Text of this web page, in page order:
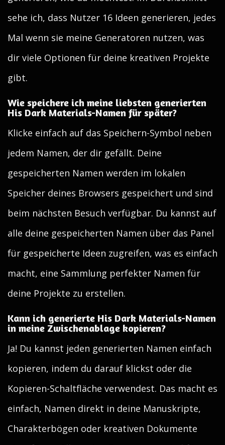
sehe ich, dass Nutzer 16 Ideen generieren, jedes
Mal wenn sie meine Generatoren nutzen, was
dir viele Optionen für deine kreativen Projekte
gibt.
Wie speichere ich meine liebsten generierten
His Dark Materials-Namen für später?
Klicke einfach auf das Speichern-Symbol neben
jedem Namen, der dir gefällt. Deine
gespeicherten Namen werden im lokalen
Speicher deines Browsers gespeichert und sind
beim nächsten Besuch verfügbar. Du kannst auf
alle deine gespeicherten Namen über das Panel
für gespeicherte Ideen zugreifen, was es einfach
macht, eine Sammlung perfekter Namen für
deine Projekte zu erstellen.
Kann ich generierte His Dark Materials-Namen
in meine Zwischenablage kopieren?
Ja! Du kannst jeden generierten Namen einfach
kopieren, indem du darauf klickst oder die
Kopieren-Schaltfläche verwendest. Das macht es
einfach, Namen direkt in deine Manuskripte,
Charakterbögen oder kreativen Dokumente